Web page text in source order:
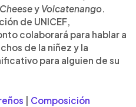
y Volcatenango.
de UNICEF,
colaborará para hablar a
de la niñez y la
para alguien de su
Composición